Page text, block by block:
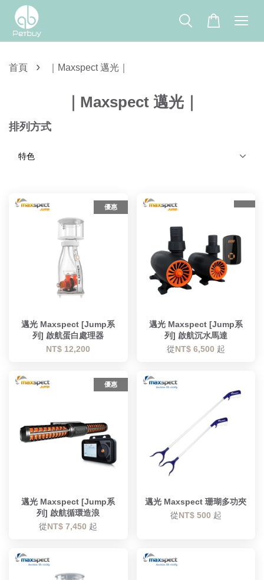
首頁 › ｜Maxspect 邁光｜
｜Maxspect 邁光｜
排列方式
優惠
邁光 Maxspect [Jump系
列] 啟航蛋白處理器
NT$ 12,200
邁光 Maxspect [Jump系
列] 啟航沉水馬達
從NT$ 6,500 起
優惠
邁光 Maxspect [Jump系
列] 啟航循環造浪
從NT$ 7,450 起
邁光 Maxspect 珊瑚多功夾
從NT$ 500 起